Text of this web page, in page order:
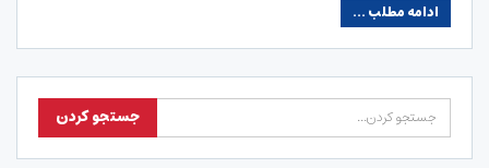
ادامه مطلب ...